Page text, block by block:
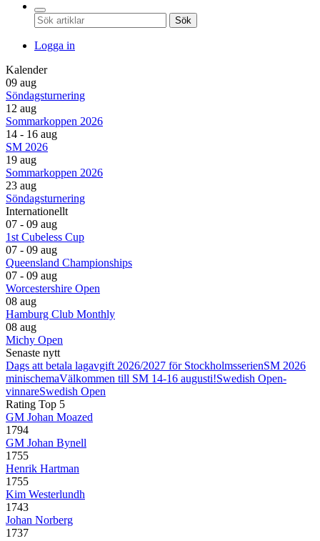
Sök
Logga in
Kalender
09 aug
Söndagsturnering
12 aug
Sommarkoppen 2026
14 - 16 aug
SM 2026
19 aug
Sommarkoppen 2026
23 aug
Söndagsturnering
Internationellt
07 - 09 aug
1st Cubeless Cup
07 - 09 aug
Queensland Championships
07 - 09 aug
Worcestershire Open
08 aug
Hamburg Club Monthly
08 aug
Michy Open
Senaste nytt
Dags att betala lagavgift 2026/2027 för StockholmsserienSM 2026
minischemaVälkommen till SM 14-16 augusti!Swedish Open-
vinnareSwedish Open
Rating Top 5
GM Johan Moazed
1794
GM Johan Bynell
1755
Henrik Hartman
1755
Kim Westerlundh
1743
Johan Norberg
1737